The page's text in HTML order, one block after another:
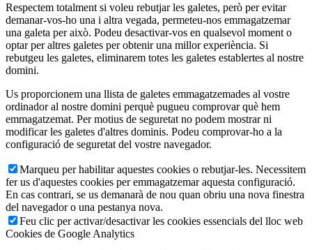
Respectem totalment si voleu rebutjar les galetes, però per evitar
demanar-vos-ho una i altra vegada, permeteu-nos emmagatzemar
una galeta per això. Podeu desactivar-vos en qualsevol moment o
optar per altres galetes per obtenir una millor experiència. Si
rebutgeu les galetes, eliminarem totes les galetes establertes al nostre
domini.
Us proporcionem una llista de galetes emmagatzemades al vostre
ordinador al nostre domini perquè pugueu comprovar què hem
emmagatzemat. Per motius de seguretat no podem mostrar ni
modificar les galetes d'altres dominis. Podeu comprovar-ho a la
configuració de seguretat del vostre navegador.
Marqueu per habilitar aquestes cookies o rebutjar-les. Necessitem
fer us d'aquestes cookies per emmagatzemar aquesta configuració.
En cas contrari, se us demanarà de nou quan obriu una nova finestra
del navegador o una pestanya nova.
Feu clic per activar/desactivar les cookies essencials del lloc web
Cookies de Google Analytics